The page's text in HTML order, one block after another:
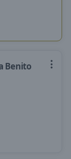
Benito